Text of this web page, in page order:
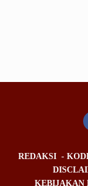
REDAKSI
KEBIJAKAN